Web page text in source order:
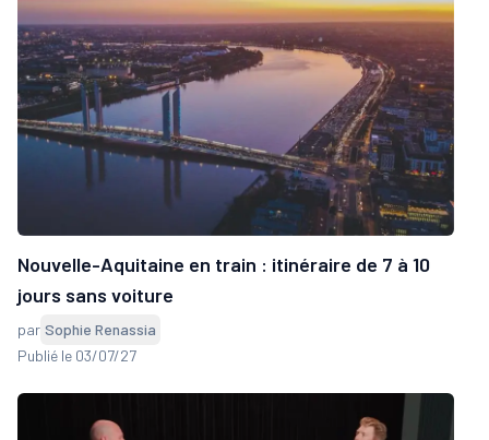
Nouvelle-Aquitaine en train : itinéraire de 7 à 10
jours sans voiture
par Sophie Renassia
Publié le 03/07/27